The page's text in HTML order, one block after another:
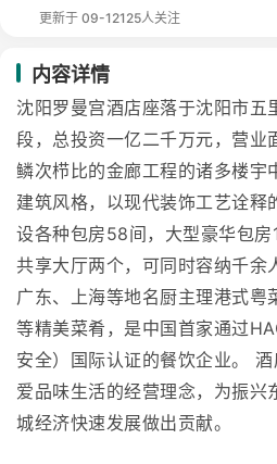
更新于 09-12125人关注
内容详情
沈阳罗曼宫酒店座落于沈阳市五
段，总投资一亿二千万元，营业
鳞次栉比的金廊工程的诸多楼宇
建筑风格，以现代装饰工艺诠释
设各种包房58间，大型豪华包房
共享大厅两个，可同时容纳千余
广东、上海等地名厨主理港式粤
等精美菜肴，是中国首家通过
安全）国际认证的餐饮企业。
爱品味生活的经营理念，为振兴
城经济快速发展做出贡献。